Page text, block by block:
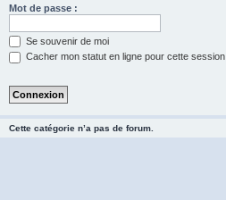
Mot de passe :
Se souvenir de moi
Cacher mon statut en ligne pour cette session
Cette catégorie n’a pas de forum.